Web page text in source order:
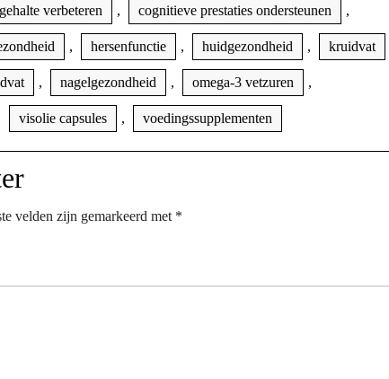
verbeteren , cognitieve prestaties ondersteunen ,
, hersenfunctie , huidgezondheid , kruidvat
, nagelgezondheid , omega-3 vetzuren ,
visolie capsules , voedingssupplementen
velden zijn gemarkeerd met *